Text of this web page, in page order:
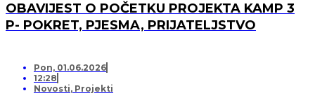
OBAVIJEST O POČETKU PROJEKTA KAMP 3
P- POKRET, PJESMA, PRIJATELJSTVO
Pon, 01.06.2026
12:28
Novosti, Projekti